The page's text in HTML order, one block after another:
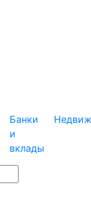
Банки
и
вклады